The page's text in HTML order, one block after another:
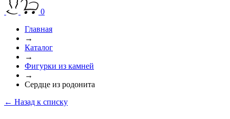
0
Главная
→
Каталог
→
Фигурки из камней
→
Сердце из родонита
← Назад к списку